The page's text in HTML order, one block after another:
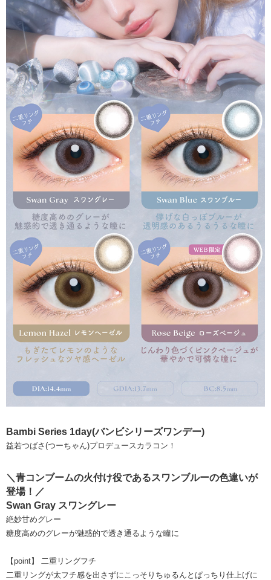
Bambi Series 1day(バンビシリーズワンデー)
益若つばさ(つーちゃん)プロデュースカラコン！
＼青コンブームの火付け役であるスワンブルーの色違いが
登場！／
Swan Gray スワングレー
絶妙甘めグレー
糖度高めのグレーが魅惑的で透き通るような瞳に
【point】 二重リングフチ
二重リングが太フチ感を出さずにこっそりちゅるんとぱっちり仕上げに